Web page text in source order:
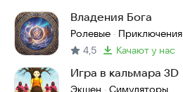
Владения Бога
Ролевые · Приключения
4,5 Метка:
качают у нас
Игра в кальмара 3D
Экшен · Симуляторы